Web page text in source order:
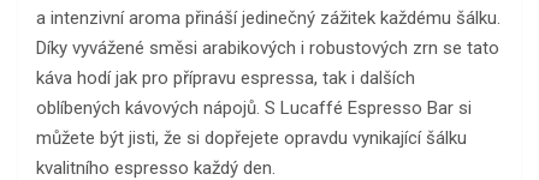
a intenzivní aroma přináší jedinečný zážitek každému šálku.
Díky vyvážené směsi arabikových i robustových zrn se tato
káva hodí jak pro přípravu espressa, tak i dalších
oblíbených kávových nápojů. S Lucaffé Espresso Bar si
můžete být jisti, že si dopřejete opravdu vynikající šálku
kvalitního espresso každý den.